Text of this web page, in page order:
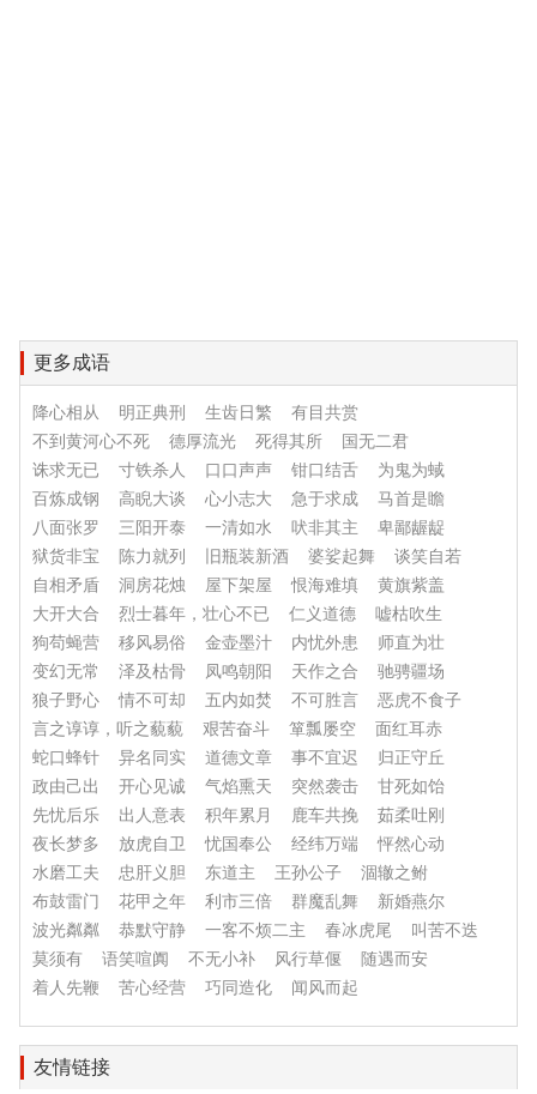
更多成语
降心相从 明正典刑 生齿日繁
有目共赏
不到黄河心不死
德厚流光 死得其所
国无二君
诛求无已
寸铁杀人 口口声声 钳口结舌
为鬼为蜮
百炼成钢
高睨大谈 心小志大 急于求成
马首是瞻
八面张罗
三阳开泰 一清如水 吠非其主
卑鄙龌龊
狱货非宝
陈力就列 旧瓶装新酒 婆娑起舞
谈笑自若
自相矛盾
洞房花烛 屋下架屋 恨海难填
黄旗紫盖
大开大合
烈士暮年，壮心不已 仁义道德
嘘枯吹生
狗苟蝇营
移风易俗 金壶墨汁 内忧外患
师直为壮
变幻无常
泽及枯骨 凤鸣朝阳 天作之合
驰骋疆场
狼子野心
情不可却 五内如焚 不可胜言
恶虎不食子
言之谆谆，听之藐藐
艰苦奋斗 箪瓢屡空
面红耳赤
蛇口蜂针
异名同实 道德文章 事不宜迟
归正守丘
政由己出
开心见诚 气焰熏天 突然袭击
甘死如饴
先忧后乐
出人意表 积年累月 鹿车共挽
茹柔吐刚
夜长梦多
放虎自卫 忧国奉公 经纬万端
怦然心动
水磨工夫
忠肝义胆 东道主 王孙公子
涸辙之鲋
布鼓雷门
花甲之年 利市三倍 群魔乱舞
新婚燕尔
波光粼粼
恭默守静 一客不烦二主 春冰虎尾
叫苦不迭
莫须有
语笑喧阗 不无小补 风行草偃
随遇而安
着人先鞭
苦心经营 巧同造化 闻风而起
友情链接